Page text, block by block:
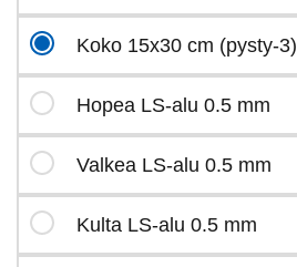
Koko 15x30 cm (pysty-3)
Hopea LS-alu 0.5 mm
Valkea LS-alu 0.5 mm
Kulta LS-alu 0.5 mm